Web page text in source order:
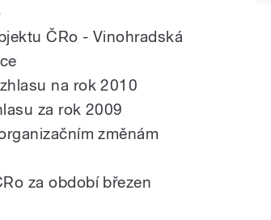
ČRo - Vinohradská
na rok 2010
za rok 2009
změnám
za období březen